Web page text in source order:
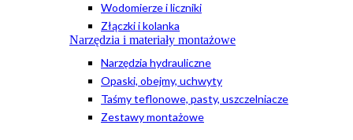
Wodomierze i liczniki
Złączki i kolanka
Narzędzia i materiały montażowe
Narzędzia hydrauliczne
Opaski, obejmy, uchwyty
Taśmy teflonowe, pasty, uszczelniacze
Zestawy montażowe